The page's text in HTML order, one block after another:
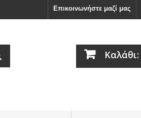
Επικοινωνήστε μαζί μας
Καλάθι: